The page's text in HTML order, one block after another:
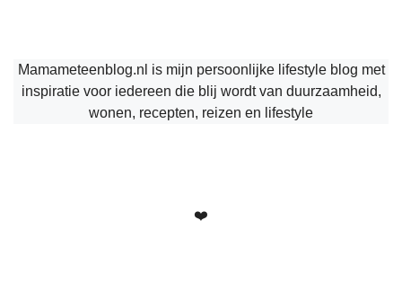
Mamameteenblog.nl is mijn persoonlijke lifestyle blog met
inspiratie voor iedereen die blij wordt van duurzaamheid,
wonen, recepten, reizen en lifestyle
❤️